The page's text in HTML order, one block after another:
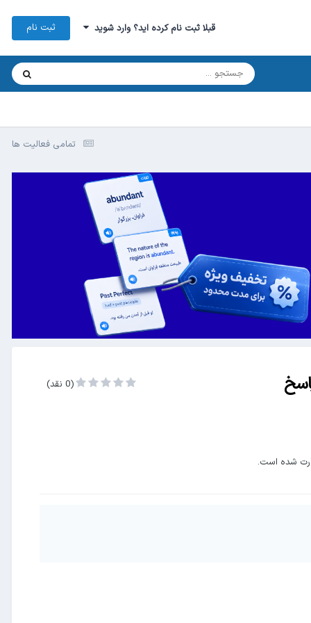
قبلا ثبت نام کرده اید؟ وارد شوید ثبت نام
تمامی فعالیت ها
(0 نقد)